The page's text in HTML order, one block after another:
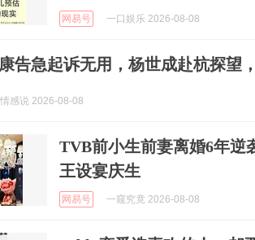
网易号 一口娱乐 2026-08-08
告急起诉无用，杨世成赴杭探望
感说 2026-08-08
TVB前小生前妻离婚6年逆
王设宴庆生
网易号 一窥究竟 2026-08-08